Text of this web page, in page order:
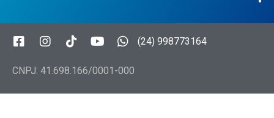
(24) 998773164
CNPJ: 41.698.166/0001-000